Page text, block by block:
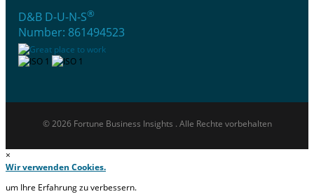
D&B D-U-N-S®
Number: 861494523
© 2026 Fortune Business Insights . Alle Rechte vorbehalten
×
Wir verwenden Cookies.
um Ihre Erfahrung zu verbessern.